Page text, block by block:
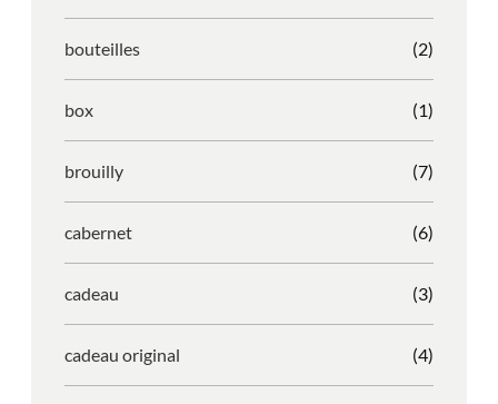
bouteilles (2)
box (1)
brouilly (7)
cabernet (6)
cadeau (3)
cadeau original (4)